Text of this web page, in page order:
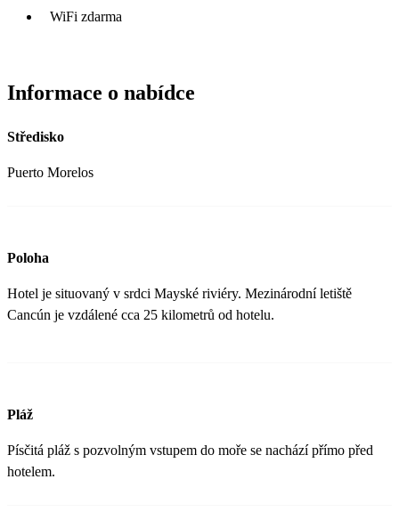
WiFi zdarma
Informace o nabídce
Středisko
Puerto Morelos
Poloha
Hotel je situovaný v srdci Mayské riviéry. Mezinárodní letiště
Cancún je vzdálené cca 25 kilometrů od hotelu.
Pláž
Písčitá pláž s pozvolným vstupem do moře se nachází přímo před
hotelem.